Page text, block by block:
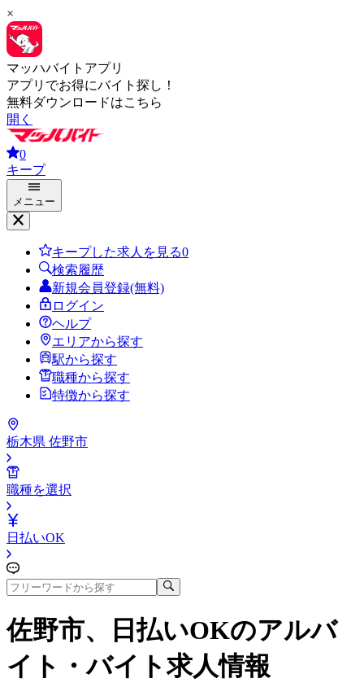
×
マッハバイトアプリ
アプリでお得にバイト探し！
無料ダウンロードはこちら
開く
0
キープ
メニュー
キープした求人を見る0
検索履歴
新規会員登録(無料)
ログイン
ヘルプ
エリアから探す
駅から探す
職種から探す
特徴から探す
栃木県 佐野市
職種を選択
日払いOK
佐野市、日払いOKのアルバ
イト・バイト求人情報